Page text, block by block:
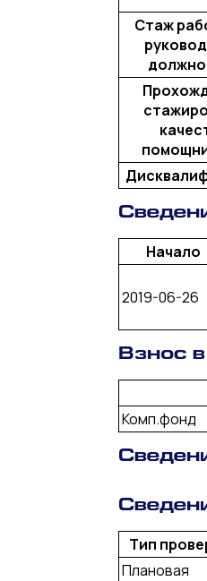
Стаж
Начало
2019-06-26
Взнос
Комп.фонд
Тип
Плановая